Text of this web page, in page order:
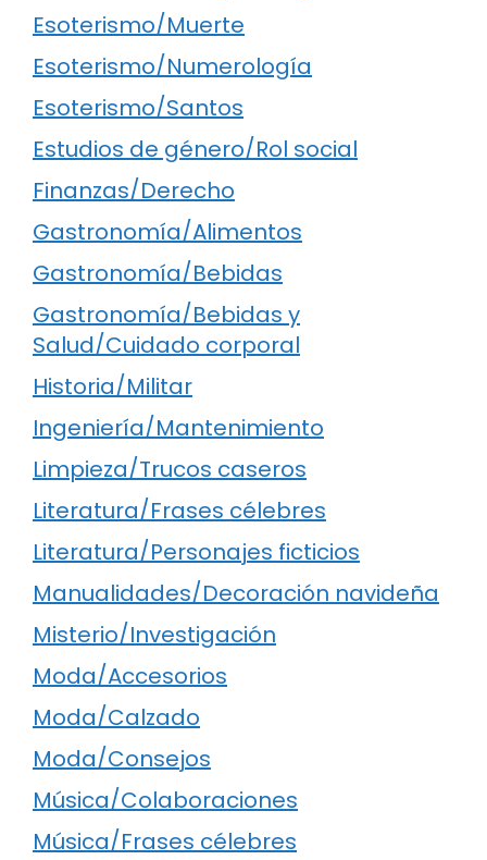
Esoterismo/Muerte
Esoterismo/Numerología
Esoterismo/Santos
Estudios de género/Rol social
Finanzas/Derecho
Gastronomía/Alimentos
Gastronomía/Bebidas
Gastronomía/Bebidas y
Salud/Cuidado corporal
Historia/Militar
Ingeniería/Mantenimiento
Limpieza/Trucos caseros
Literatura/Frases célebres
Literatura/Personajes ficticios
Manualidades/Decoración navideña
Misterio/Investigación
Moda/Accesorios
Moda/Calzado
Moda/Consejos
Música/Colaboraciones
Música/Frases célebres